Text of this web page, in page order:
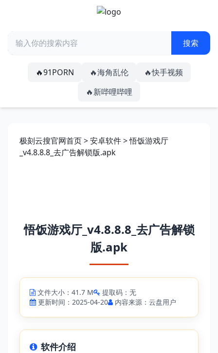
🔥91PORN 🔥海角乱伦
🔥快手视频
🔥新哔哩哔哩
极刻云搜官网首页>安卓软件> 悟饭游戏厅
_v4.8.8.8_去广告解锁版.apk
悟饭游戏厅_v4.8.8.8_去广告解锁
版.apk
文件大小：41.7 M
提取码：无
更新时间：2025-04-20
内容来源：云盘用户
软件介绍